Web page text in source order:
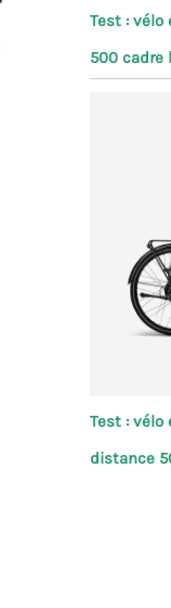
Test : vélo
500 cadre
Test :
distance